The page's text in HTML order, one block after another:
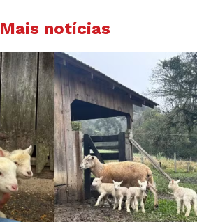
Mais notícias